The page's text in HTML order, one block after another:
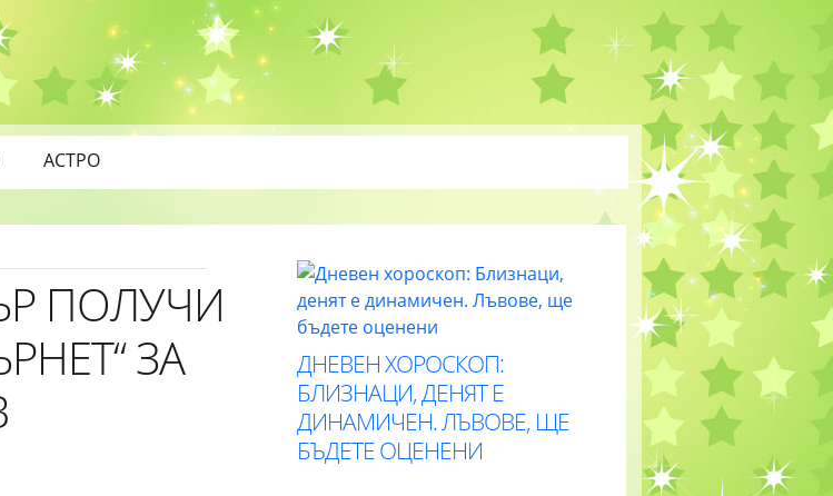
АСТРО
ПОЛУЧИ
ЗА
ДНЕВЕН ХОРОСКОП:
БЛИЗНАЦИ, ДЕНЯТ Е
ДИНАМИЧЕН. ЛЪВОВЕ, ЩЕ
БЪДЕТЕ ОЦЕНЕНИ